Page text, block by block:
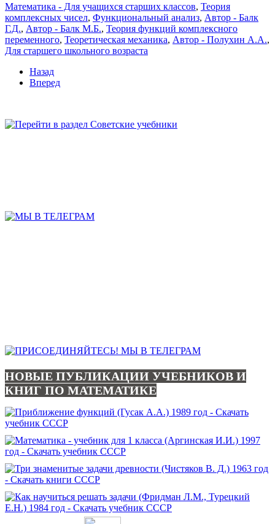
Математика - Для учащихся старших классов, Теория
комплексных чисел, Функциональный анализ, Автор - Балк
Г.Д., Автор - Балк М.Б., Теория функций комплексного
переменного, Теоретическая механика, Автор - Полухин А.А.,
Для старшего школьного возраста
Назад
Вперед
НОВЫЕ ПУБЛИКАЦИИ УЧЕБНИКОВ И
КНИГ ПО МАТЕМАТИКЕ